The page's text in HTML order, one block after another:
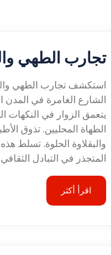
تجارب الطهي
استكشف تجارب الطهي
الشارع الغامرة في المدن
يتعمق الزوار في النكهات
الطهاة المحليين. تذوق
والبقلاوة الحلوة. تسلط
المتجذر في التبادل
اقرأ أكثر